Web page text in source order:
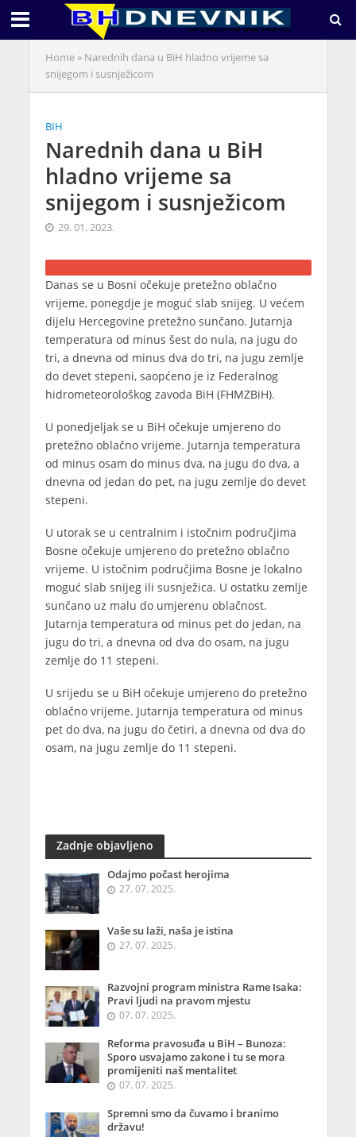
Home» Narednih dana u BiH hladno vrijeme sa
snijegom i susnježicom
BIH
Narednih dana u BiH
hladno vrijeme sa
snijegom i susnježicom
29. 01. 2023.
Danas se u Bosni očekuje pretežno oblačno
vrijeme, ponegdje je moguć slab snijeg. U većem
dijelu Hercegovine pretežno sunčano. Jutarnja
temperatura od minus šest do nula, na jugu do
tri, a dnevna od minus dva do tri, na jugu zemlje
do devet stepeni, saopćeno je iz Federalnog
hidrometeorološkog zavoda BiH (FHMZBiH).
U ponedjeljak se u BiH očekuje umjereno do
pretežno oblačno vrijeme. Jutarnja temperatura
od minus osam do minus dva, na jugu do dva, a
dnevna od jedan do pet, na jugu zemlje do devet
stepeni.
U utorak se u centralnim i istočnim područjima
Bosne očekuje umjereno do pretežno oblačno
vrijeme. U istočnim područjima Bosne je lokalno
moguć slab snijeg ili susnježica. U ostatku zemlje
sunčano uz malu do umjerenu oblačnost.
Jutarnja temperatura od minus pet do jedan, na
jugu do tri, a dnevna od dva do osam, na jugu
zemlje do 11 stepeni.
U srijedu se u BiH očekuje umjereno do pretežno
oblačno vrijeme. Jutarnja temperatura od minus
pet do dva, na jugu do četiri, a dnevna od dva do
osam, na jugu zemlje do 11 stepeni.
Zadnje objavljeno
Odajmo počast herojima
27. 07. 2025.
Vaše su laži, naša je istina
27. 07. 2025.
Razvojni program ministra Rame Isaka:
Pravi ljudi na pravom mjestu
07. 07. 2025.
Reforma pravosuđa u BiH – Bunoza:
Sporo usvajamo zakone i tu se mora
promijeniti naš mentalitet
07. 07. 2025.
Spremni smo da čuvamo i branimo
državu!